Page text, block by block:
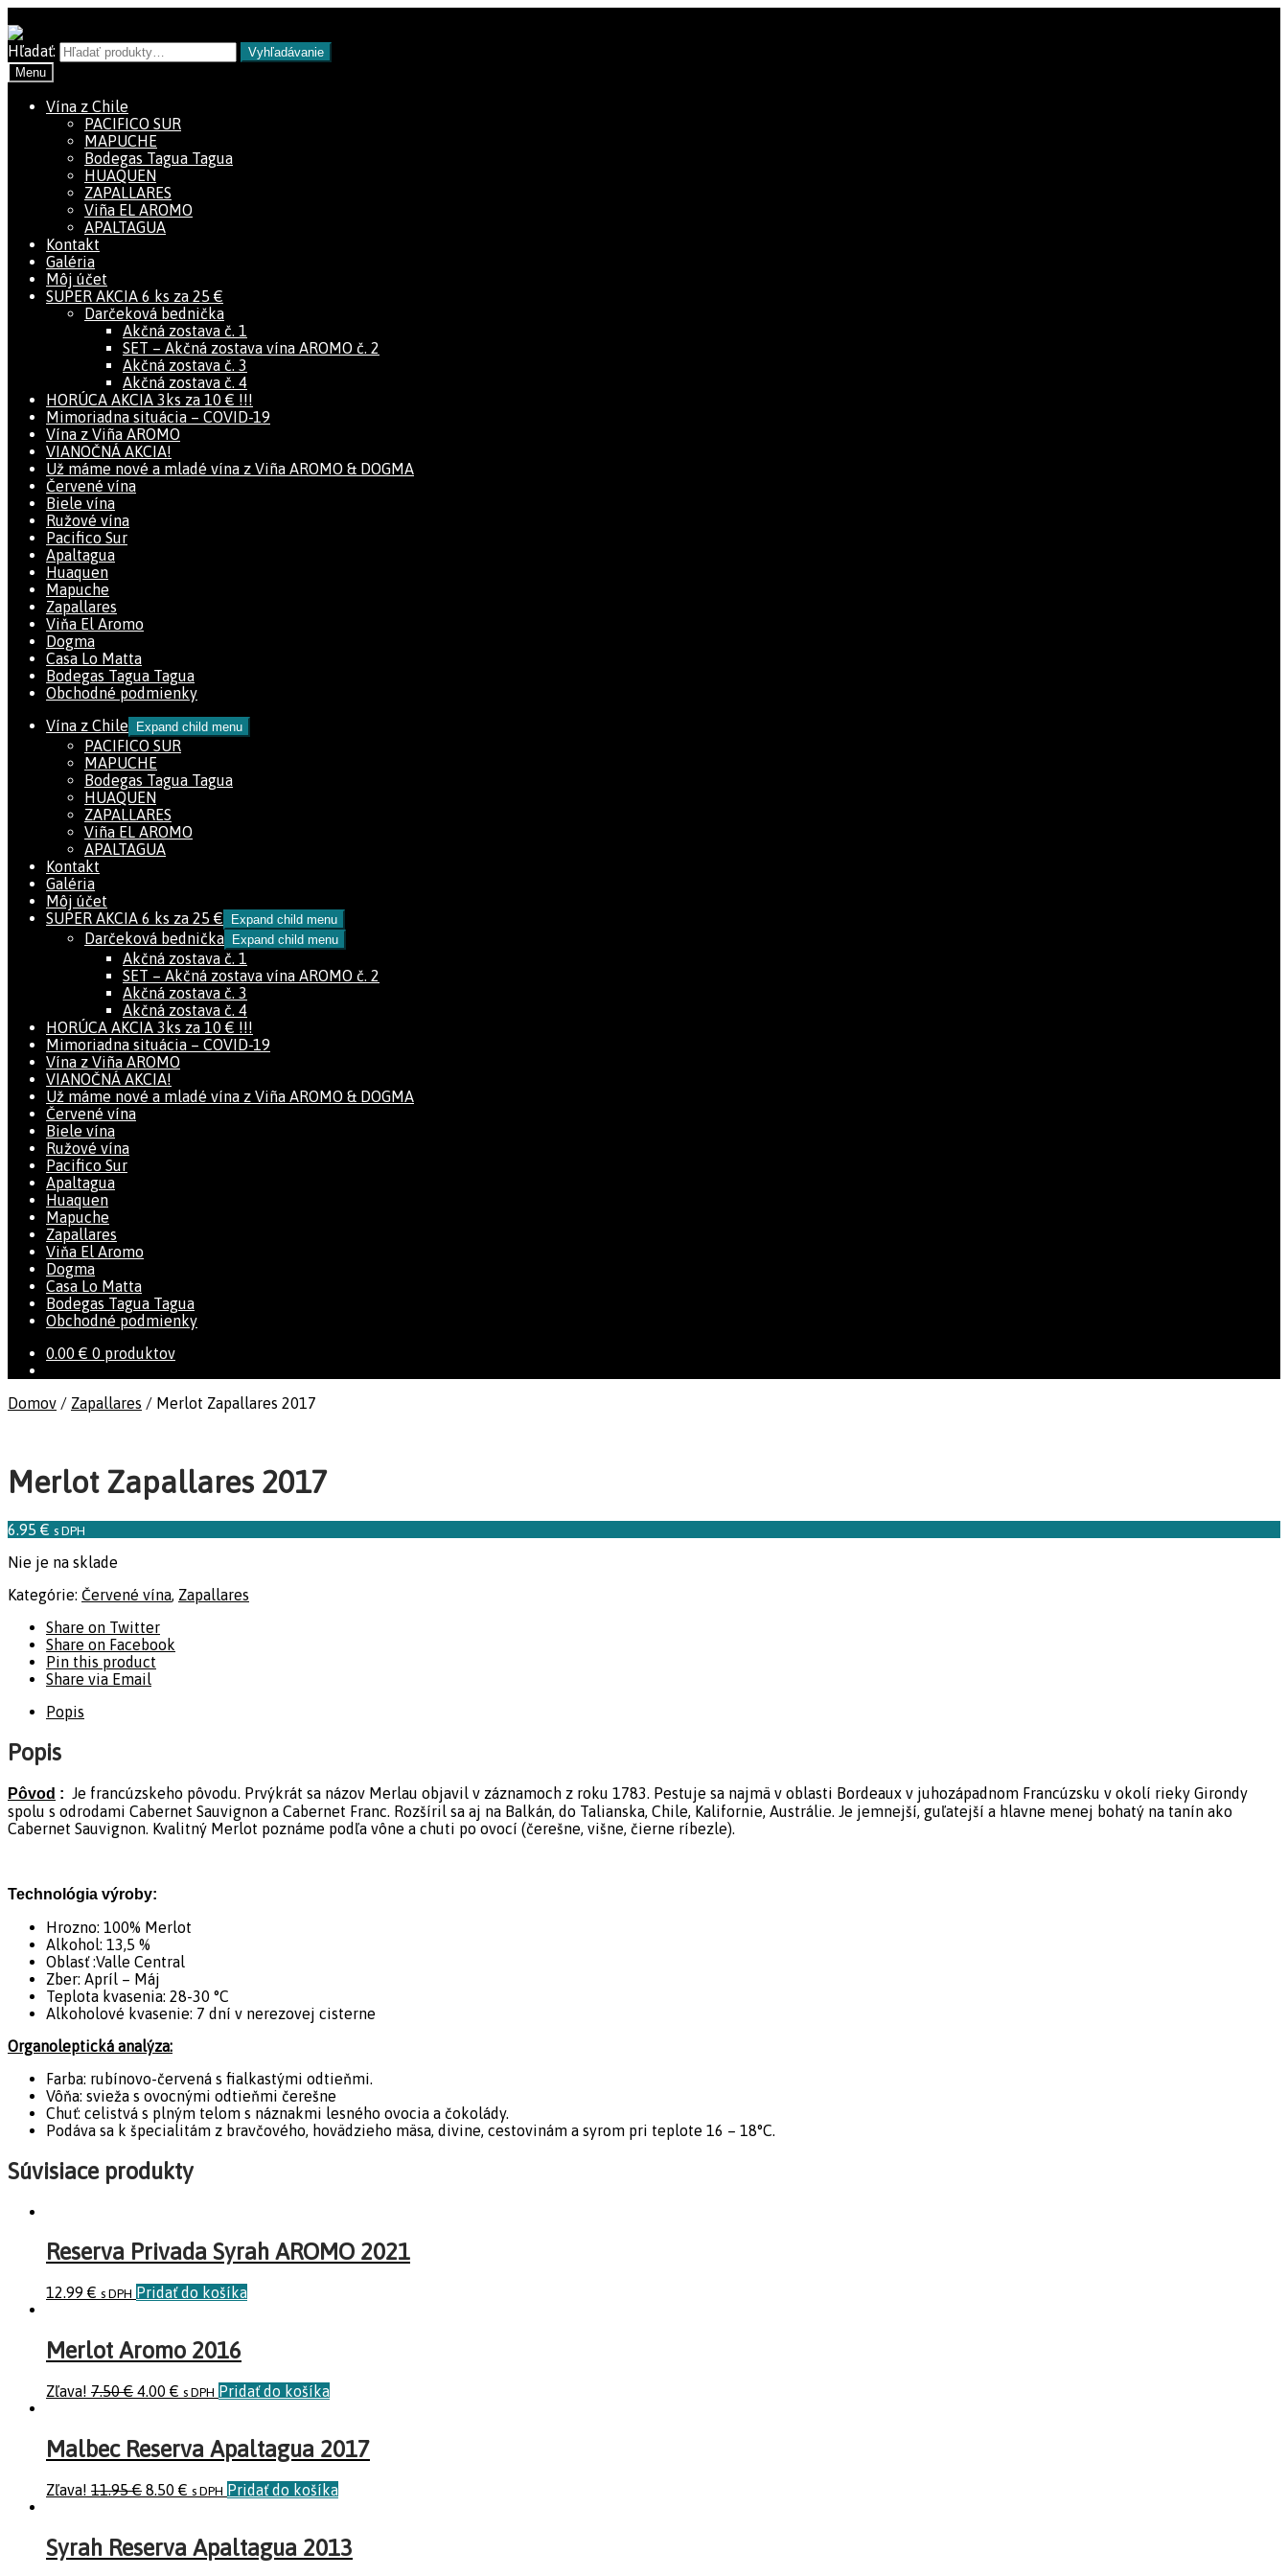
Hľadať:
Vyhľadávanie
Menu
Vína z Chile
PACIFICO SUR
MAPUCHE
Bodegas Tagua Tagua
HUAQUEN
ZAPALLARES
Viña EL AROMO
APALTAGUA
Kontakt
Galéria
Môj účet
SUPER AKCIA 6 ks za 25 €
Darčeková bednička
Akčná zostava č. 1
SET – Akčná zostava vína AROMO č. 2
Akčná zostava č. 3
Akčná zostava č. 4
HORÚCA AKCIA 3ks za 10 € !!!
Mimoriadna situácia – COVID-19
Vína z Viña AROMO
VIANOČNÁ AKCIA!
Už máme nové a mladé vína z Viña AROMO & DOGMA
Červené vína
Biele vína
Ružové vína
Pacifico Sur
Apaltagua
Huaquen
Mapuche
Zapallares
Viňa El Aromo
Dogma
Casa Lo Matta
Bodegas Tagua Tagua
Obchodné podmienky
Vína z Chile
Expand child menu
PACIFICO SUR
MAPUCHE
Bodegas Tagua Tagua
HUAQUEN
ZAPALLARES
Viña EL AROMO
APALTAGUA
Kontakt
Galéria
Môj účet
SUPER AKCIA 6 ks za 25 €
Expand child menu
Darčeková bednička Expand child menu
Akčná zostava č. 1
SET – Akčná zostava vína AROMO č. 2
Akčná zostava č. 3
Akčná zostava č. 4
HORÚCA AKCIA 3ks za 10 € !!!
Mimoriadna situácia – COVID-19
Vína z Viña AROMO
VIANOČNÁ AKCIA!
Už máme nové a mladé vína z Viña AROMO & DOGMA
Červené vína
Biele vína
Ružové vína
Pacifico Sur
Apaltagua
Huaquen
Mapuche
Zapallares
Viňa El Aromo
Dogma
Casa Lo Matta
Bodegas Tagua Tagua
Obchodné podmienky
0.00 € 0 produktov
Domov / Zapallares / Merlot Zapallares 2017
Merlot Zapallares 2017
6.95 € s DPH
Nie je na sklade
Kategórie: Červené vína, Zapallares
Share on Twitter
Share on Facebook
Pin this product
Share via Email
Popis
Popis
Pôvod : Je francúzskeho pôvodu. Prvýkrát sa názov Merlau objavil v záznamoch z roku 1783. Pestuje sa najmä v oblasti Bordeaux v juhozápadnom Francúzsku v okolí rieky Girondy
spolu s odrodami Cabernet Sauvignon a Cabernet Franc. Rozšíril sa aj na Balkán, do Talianska, Chile, Kalifornie, Austrálie. Je jemnejší, guľatejší a hlavne menej bohatý na tanín ako
Cabernet Sauvignon. Kvalitný Merlot poznáme podľa vône a chuti po ovocí (čerešne, višne, čierne ríbezle).
Technológia výroby:
Hrozno: 100% Merlot
Alkohol: 13,5 %
Oblasť :Valle Central
Zber: Apríl – Máj
Teplota kvasenia: 28-30 °C
Alkoholové kvasenie: 7 dní v nerezovej cisterne
Organoleptická analýza:
Farba: rubínovo-červená s fialkastými odtieňmi.
Vôňa: svieža s ovocnými odtieňmi čerešne
Chuť: celistvá s plným telom s náznakmi lesného ovocia a čokolády.
Podáva sa k špecialitám z bravčového, hovädzieho mäsa, divine, cestovinám a syrom pri teplote 16 – 18°C.
Súvisiace produkty
Reserva Privada Syrah AROMO 2021
12.99 € s DPH Pridať do košíka
Merlot Aromo 2016
Zľava! 7.50€ 4.00 € s DPH Pridať do košíka
Malbec Reserva Apaltagua 2017
Zľava! 11.95€ 8.50 € s DPH Pridať do košíka
Syrah Reserva Apaltagua 2013